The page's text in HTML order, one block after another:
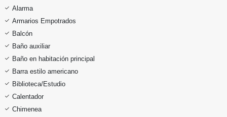
Alarma
Armarios Empotrados
Balcón
Baño auxiliar
Baño en habitación principal
Barra estilo americano
Biblioteca/Estudio
Calentador
Chimenea